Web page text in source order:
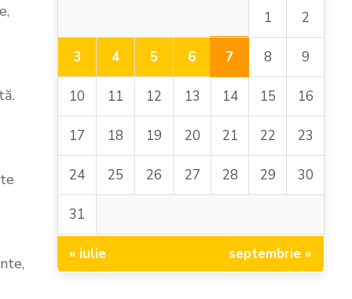
1 2
3 4 5 6 7 8 9
10 11 12 13 14 15 16
17 18 19 20 21 22 23
24 25 26 27 28 29 30
31
« iulie septembrie »